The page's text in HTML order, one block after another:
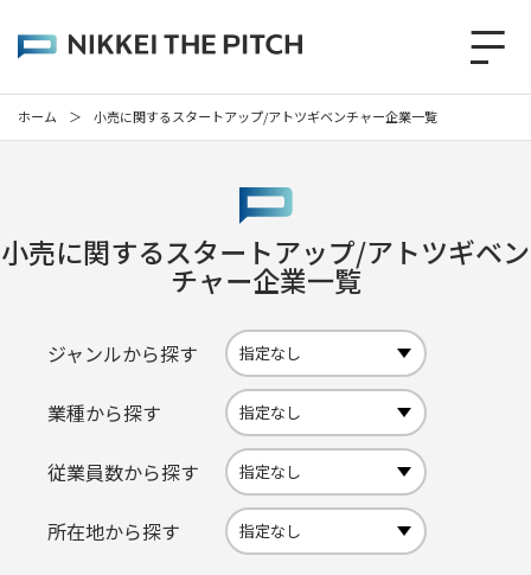
ホーム ＞ 小売に関するスタートアップ/アトツギベンチャー企業一覧
小売に関するスタートアップ/アトツギベン
チャー企業一覧
ジャンルから探す
業種から探す
従業員数から探す
所在地から探す